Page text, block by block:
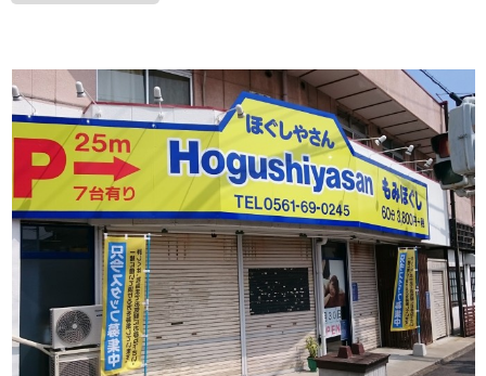
看板製作の流れ
施工実績
よくある質問